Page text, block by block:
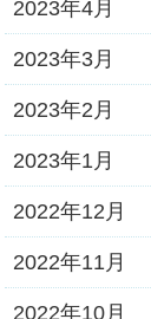
2023年4月
2023年3月
2023年2月
2023年1月
2022年12月
2022年11月
2022年10月